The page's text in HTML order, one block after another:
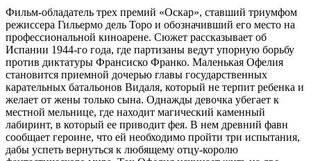
Фильм-обладатель трех премий «Оскар», ставший триумфом
режиссера Гильермо дель Торо и обозначивший его место на
профессиональной киноарене. Сюжет рассказывает об
Испании 1944-го года, где партизаны ведут упорную борьбу
против диктатуры Франсиско Франко. Маленькая Офелия
становится приемной дочерью главы государственных
карательных батальонов Видаля, который не терпит ребенка и
желает от жены только сына. Однажды девочка убегает к
местной мельнице, где находит магический каменный
лабиринт, в который ее приводит фея. В нем древний фавн
сообщает героине, что ей необходимо пройти три испытания,
дабы успеть вернуться к любящему отцу-королю